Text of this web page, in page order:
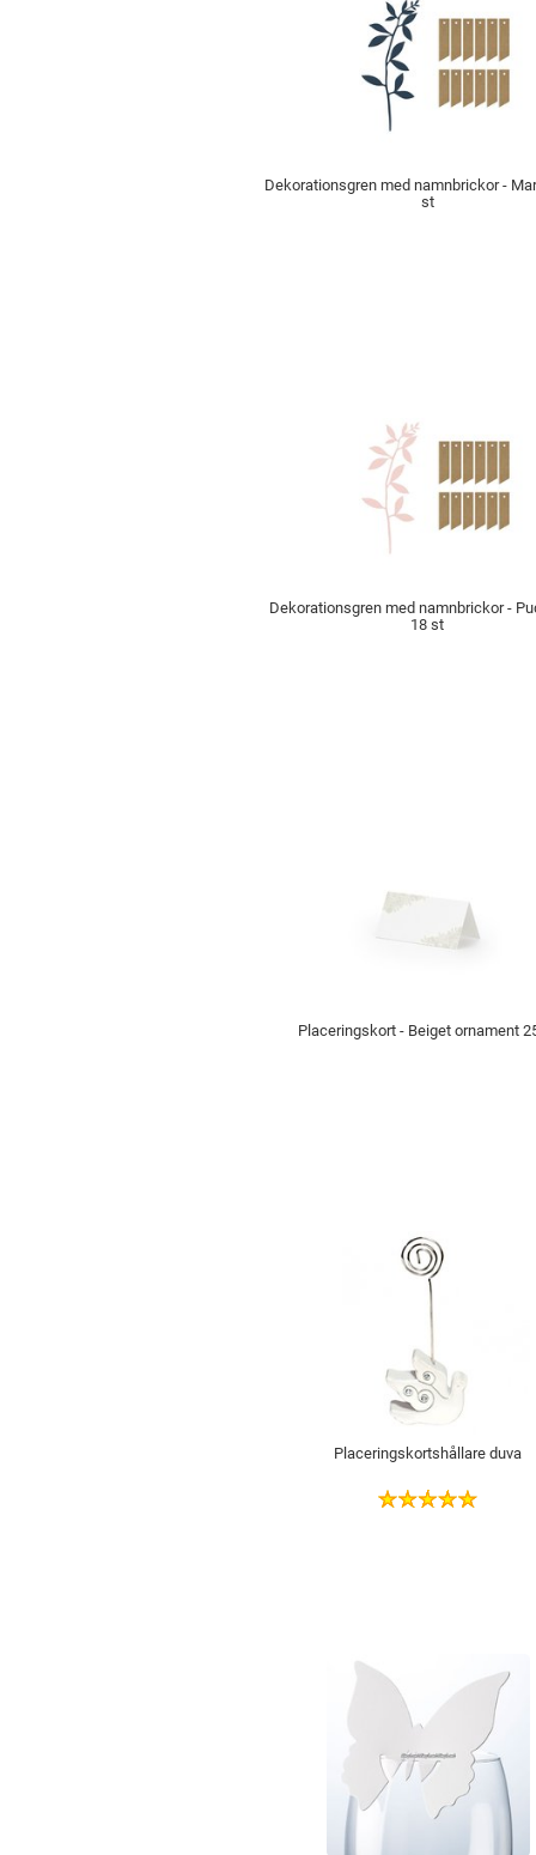
Dekorationsgren med namnbrickor -
st
Dekorationsgren med namnbrickor -
18 st
Placeringskort - Beiget ornament
Placeringskortshållare duva